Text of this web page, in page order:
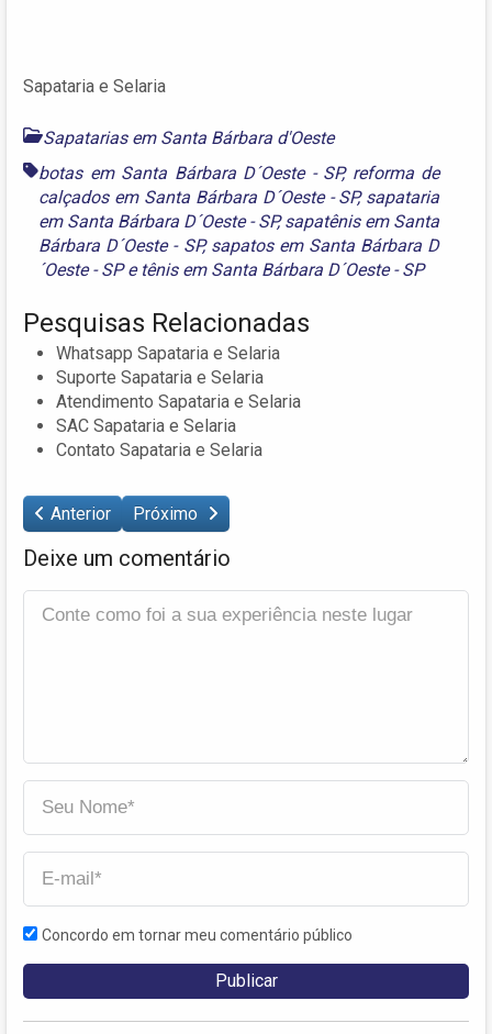
Sapataria e Selaria
Sapatarias em Santa Bárbara d'Oeste
botas em Santa Bárbara D´Oeste - SP, reforma de
calçados em Santa Bárbara D´Oeste - SP, sapataria
em Santa Bárbara D´Oeste - SP,sapatênis em Santa
Bárbara D´Oeste - SP, sapatos em Santa Bárbara D
´Oeste - SPe tênis em Santa Bárbara D´Oeste - SP
Pesquisas Relacionadas
Whatsapp Sapataria e Selaria
Suporte Sapataria e Selaria
Atendimento Sapataria e Selaria
SAC Sapataria e Selaria
Contato Sapataria e Selaria
Anterior Próximo
Deixe um comentário
Concordo em tornar meu comentário público